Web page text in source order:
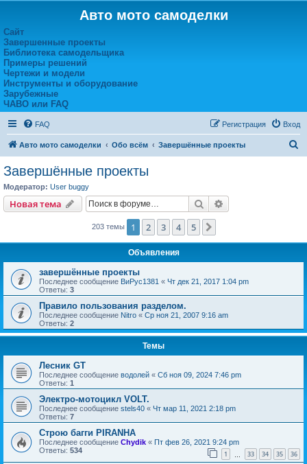
Авто мото самоделки
Сайт
Завершенные проекты
Библиотека самодельщика
Примеры решений
Чертежи и модели
Инструменты и оборудование
Зарубежные
ЧАВО или FAQ
FAQ Вход
Регистрация
Авто мото самоделки Обо всём Завершённые проекты
Завершённые проекты
Модератор: User buggy
Новая тема Поиск
203 темы 1 2 3 4 5
Объявления
завершённые проекты
Последнее сообщение ВиРус1381 « Чт дек 21, 2017 1:04 pm
Ответы: 3
Правило пользования разделом.
Последнее сообщение Nitro « Ср ноя 21, 2007 9:16 am
Ответы: 2
Темы
Лесник GT
Последнее сообщение водолей « Сб ноя 09, 2024 7:46 pm
Ответы: 1
Электро-мотоцикл VOLT.
Последнее сообщение stels40 « Чт мар 11, 2021 2:18 pm
Ответы: 7
Строю багги PIRANHA
Последнее сообщение Chydik « Пт фев 26, 2021 9:24 pm
Ответы: 534 1 33 34 35 36